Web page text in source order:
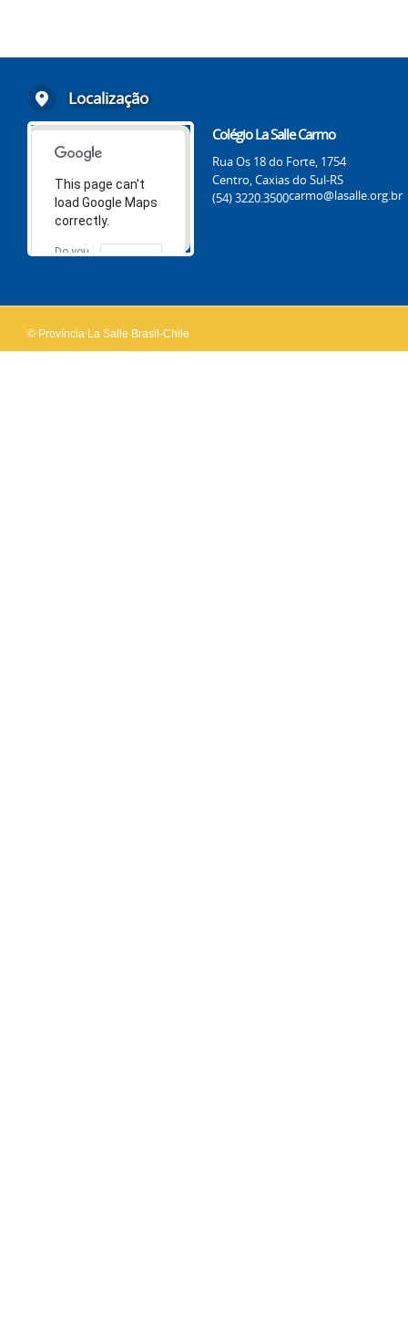
Localização
This page can't
load Google Maps
correctly.
Do you
OK
Colégio La Salle Carmo
Rua Os 18 do Forte, 1754
Centro, Caxias do Sul-RS
(54) 3220.3500carmo@lasalle.org.br
© Província La Salle Brasil-Chile